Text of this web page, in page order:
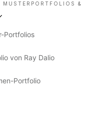
&
Portfolios
von Ray Dalio
Portfolio